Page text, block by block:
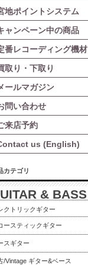
地ポイントシステム
ャンペーン中の商品
番レコーディング機材
取り・下取り
ールマガジン
問い合わせ
来店予約
us (English)
カテゴリ
& BASS
クトリックギター
ースティックギター
スギター
/Vintage ギター&ベース